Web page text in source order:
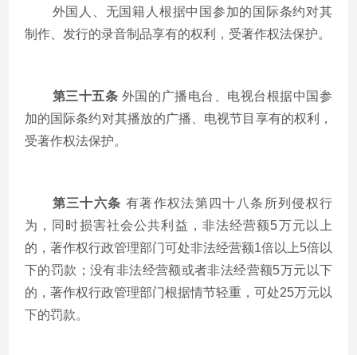
外国人、无国籍人根据中国参加的国际条约对其
制作、发行的录音制品享有的权利，受著作权法保护。
第三十五条 外国的广播电台、电视台根据中国参
加的国际条约对其播放的广播、电视节目享有的权利，
受著作权法保护。
第三十六条 有著作权法第四十八条所列侵权行
为，同时损害社会公共利益，非法经营额5万元以上
的，著作权行政管理部门可处非法经营额1倍以上5倍以
下的罚款；没有非法经营额或者非法经营额5万元以下
的，著作权行政管理部门根据情节轻重，可处25万元以
下的罚款。